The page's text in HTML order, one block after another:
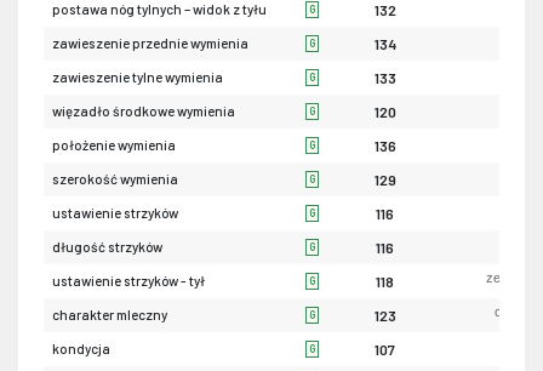
postawa nóg tylnych – widok z tyłu G 132
zawieszenie przednie wymienia G 134
zawieszenie tylne wymienia G 133
więzadło środkowe wymienia G 120
położenie wymienia G 136
szerokość wymienia G 129
ustawienie strzyków G 116
długość strzyków G 116
ustawienie strzyków - tył G 118
charakter mleczny G 123
kondycja G 107